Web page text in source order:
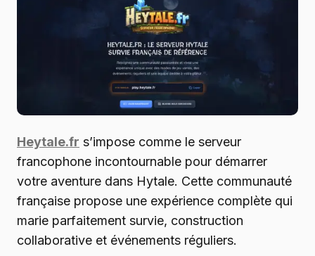
Heytale.fr s’impose comme le serveur
francophone incontournable pour démarrer
votre aventure dans Hytale. Cette communauté
française propose une expérience complète qui
marie parfaitement survie, construction
collaborative et événements réguliers.